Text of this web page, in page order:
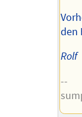
den
Rolf
--